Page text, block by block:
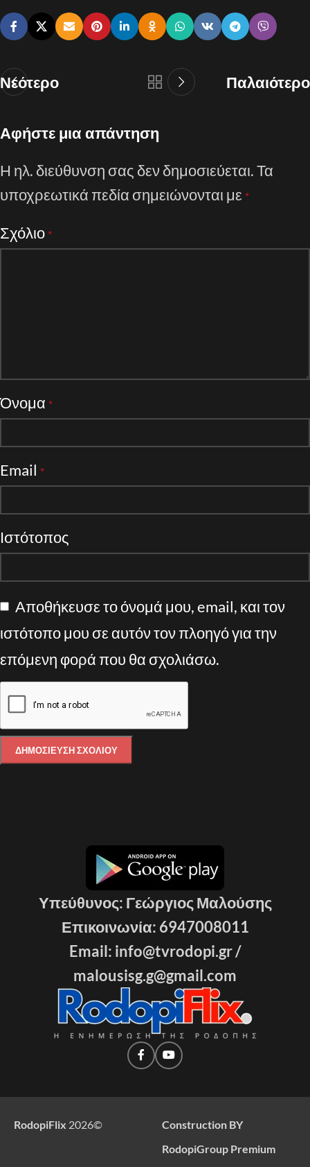
Νεότερο Παλαιότερο
Αφήστε μια απάντηση
Η ηλ. διεύθυνση σας δεν δημοσιεύεται.Τα
υποχρεωτικά πεδία σημειώνονται με *
Σχόλιο *
Όνομα *
Email *
Ιστότοπος
Αποθήκευσε το όνομά μου, email, και τον
ιστότοπο μου σε αυτόν τον πλοηγό για την
επόμενη φορά που θα σχολιάσω.
Υπεύθυνος: Γεώργιος Μαλούσης
Επικοινωνία: 6947008011
Email: info@tvrodopi.gr /
malousisg.g@gmail.com
RodopiFlix 2026©
Construction BY
RodopiGroup Premium